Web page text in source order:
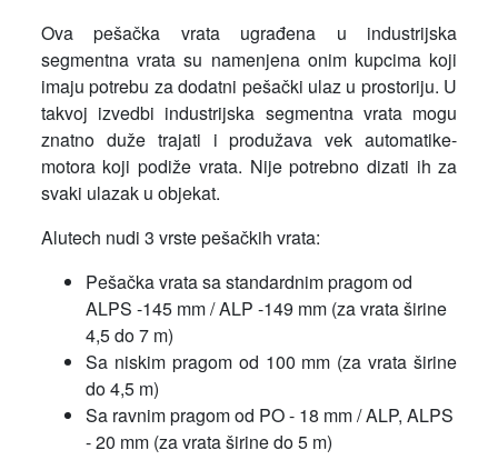
Ova pešačka vrata ugrađena u industrijska
segmentna vrata su namenjena onim kupcima koji
imaju potrebu za dodatni pešački ulaz u prostoriju. U
takvoj izvedbi industrijska segmentna vrata mogu
znatno duže trajati i produžava vek automatike-
motora koji podiže vrata. Nije potrebno dizati ih za
svaki ulazak u objekat.
Alutech nudi 3 vrste pešačkih vrata:
Pešačka vrata sa standardnim pragom od
ALPS -145 mm / ALP -149 mm (za vrata širine
4,5 do 7 m)
Sa niskim pragom od 100 mm (za vrata širine
do 4,5 m)
Sa ravnim pragom od PO - 18 mm / ALP, ALPS
- 20 mm (za vrata širine do 5 m)